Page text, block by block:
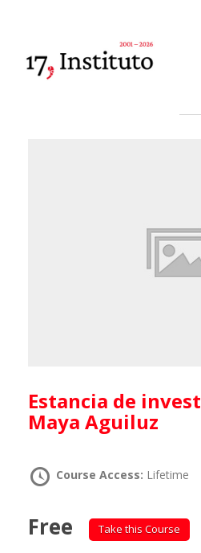
Estancia de investigación I –
Maya Aguiluz
Course Access: Lifetime
Free Take this Course